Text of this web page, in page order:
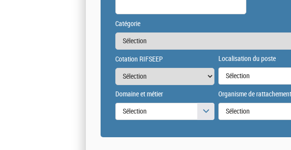
Catégorie
Cotation RIFSEEP Localisation du poste
Sélection
Domaine et métier
Sélection
Organisme de rattachement
Sélection